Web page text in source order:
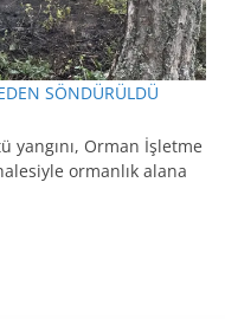
SÖNDÜRÜLDÜ
yangını, Orman İşletme
ormanlık alana